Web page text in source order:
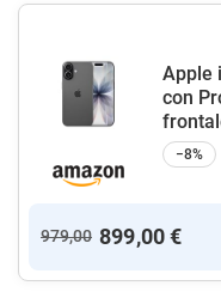
Apple
con
−8%
979,00 899,00 €